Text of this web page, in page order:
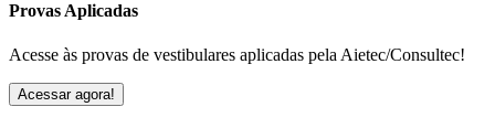
Provas Aplicadas
Acesse às provas de vestibulares aplicadas pela Aietec/Consultec!
Acessar agora!